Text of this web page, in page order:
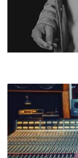
MOLECULE